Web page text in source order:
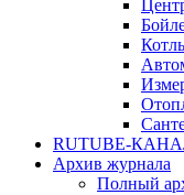
RUTUBE-
Архив журнала
Полный